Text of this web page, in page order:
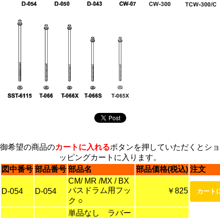
御希望の商品のカートに入れるボタンを押していただくとショ
ッピングカートに入ります。
図中番号 部品番号 部品名 部品価格(税込) 注文
D-054 D-054
CM/ MR /MX / BX
バスドラム用フッ
ク ○
￥825
単品なし ラバー